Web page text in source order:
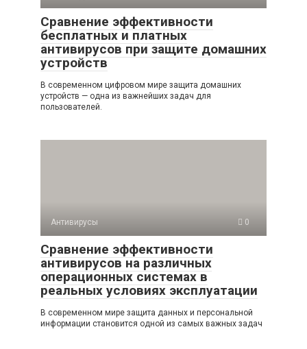
Сравнение эффективности
бесплатных и платных
антивирусов при защите домашних
устройств
В современном цифровом мире защита домашних
устройств — одна из важнейших задач для
пользователей.
Антивирусы 0
Сравнение эффективности
антивирусов на различных
операционных системах в
реальных условиях эксплуатации
В современном мире защита данных и персональной
информации становится одной из самых важных задач